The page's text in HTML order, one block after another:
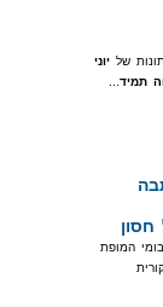
של יוני
תמיד
חסון
המופת